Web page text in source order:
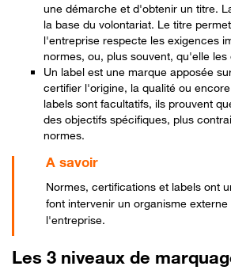
une démarche et d'obtenir un titre.
la base du volontariat. Le titre
l'entreprise respecte les exigences
normes, ou, plus souvent, qu'elle les
Un label est une marque apposée
certifier l'origine, la qualité ou
labels sont facultatifs, ils prouvent
des objectifs spécifiques, plus
normes.
Normes, certifications et labels ont
font intervenir un organisme
l'entreprise.
Les 3 niveaux de